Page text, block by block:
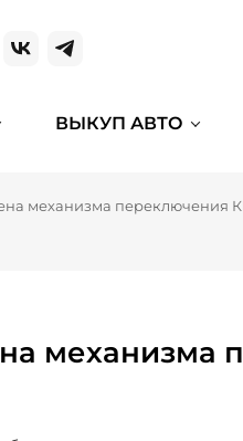
ВЫКУП АВТО
механизма переключения
механизма